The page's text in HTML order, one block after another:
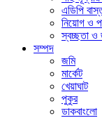
এডিপি
নিয়োগ ও
স্বচ্ছতা ও
সম্পদ
জমি
মার্কেট
খেয়াঘাট
পুকুর
ডাকবাংলো